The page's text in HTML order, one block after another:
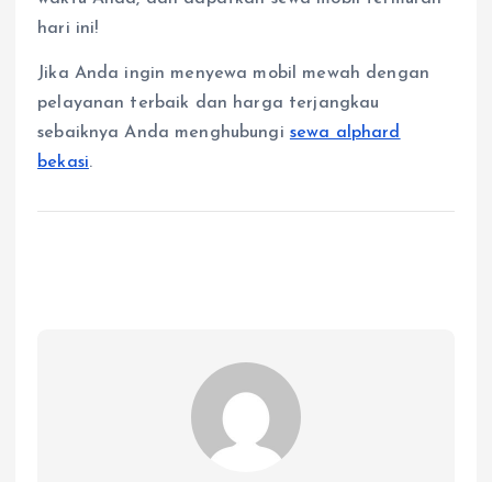
hari ini!
Jika Anda ingin menyewa mobil mewah dengan
pelayanan terbaik dan harga terjangkau
sebaiknya Anda menghubungi sewa alphard
bekasi.